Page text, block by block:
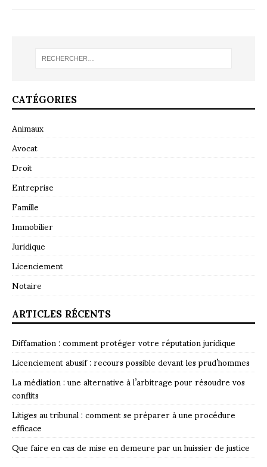
CATÉGORIES
Animaux
Avocat
Droit
Entreprise
Famille
Immobilier
Juridique
Licenciement
Notaire
ARTICLES RÉCENTS
Diffamation : comment protéger votre réputation juridique
Licenciement abusif : recours possible devant les prud’hommes
La médiation : une alternative à l’arbitrage pour résoudre vos
conflits
Litiges au tribunal : comment se préparer à une procédure
efficace
Que faire en cas de mise en demeure par un huissier de justice